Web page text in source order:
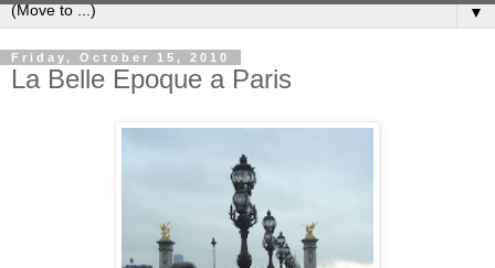
▼
Friday, October 15, 2010
La Belle Epoque a Paris